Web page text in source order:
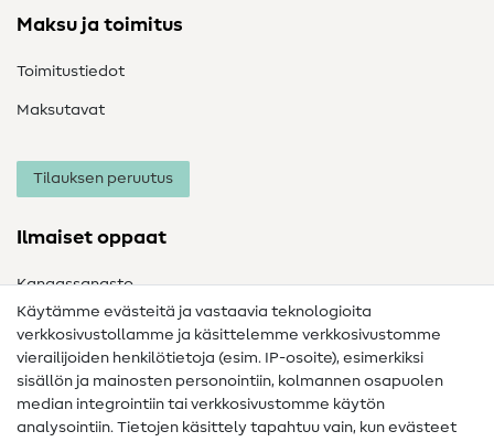
Maksu ja toimitus
Toimitustiedot
Maksutavat
Tilauksen peruutus
Ilmaiset oppaat
Kangassanasto
Ompelusanasto
Ompeluohjeet
Apua ja yhteystiedot
Käytämme evästeitä ja vastaavia teknologioita
verkkosivustollamme ja käsittelemme verkkosivustomme
vierailijoiden henkilötietoja (esim. IP-osoite), esimerkiksi
sisällön ja mainosten personointiin, kolmannen osapuolen
median integrointiin tai verkkosivustomme käytön
analysointiin. Tietojen käsittely tapahtuu vain, kun evästeet